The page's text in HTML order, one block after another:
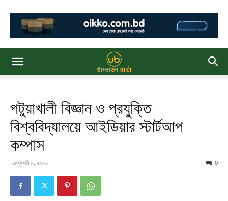
পটুয়াখালী বিজ্ঞান ও প্রযুক্তি
বিশ্ববিদ্যালয়ে আইডিয়ার স্টার্টআপ
কম্পাস
ফেব্রুয়ারি ৮, ২০২৩ 0